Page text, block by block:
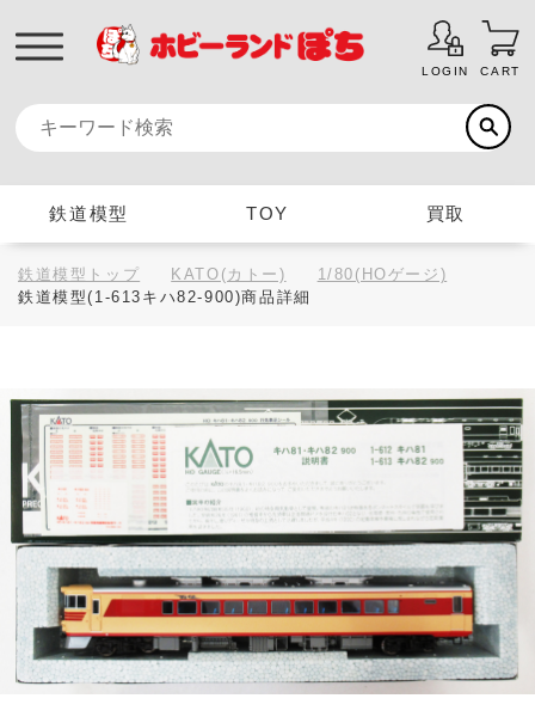
LOGIN CART
鉄道模型 TOY 買取
鉄道模型トップ KATO(カトー)
1/80(HOゲージ)
鉄道模型(1-613キハ82-900)商品詳細